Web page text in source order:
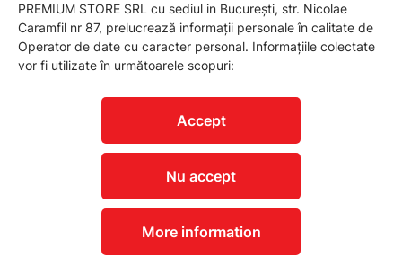
PREMIUM STORE SRL cu sediul in București, str. Nicolae
Caramfil nr 87, prelucrează informații personale în calitate de
Operator de date cu caracter personal. Informațiile colectate
vor fi utilizate în următoarele scopuri:
Accept
Nu accept
More information